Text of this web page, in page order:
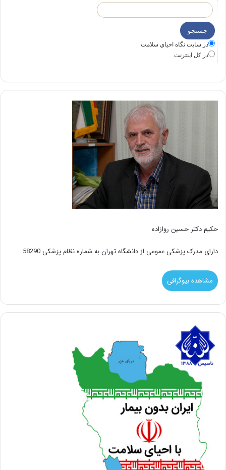
در سايت نگاه احياي سلامت
در كل اينترنت
حکیم دکتر حسین روازاده
دارای مدرک پزشکی عمومی از دانشگاه تهران به شماره نظام پزشکی 58290
مشاهده بیوگرافی